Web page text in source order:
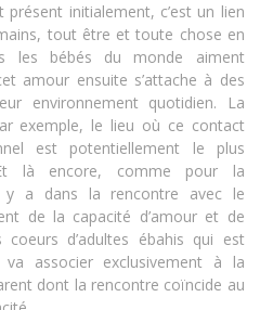
présent initialement, c’est un lien
tout être et toute chose en
les bébés du monde aiment
amour ensuite s’attache à des
environnement quotidien. La
exemple, le lieu où ce contact
est potentiellement le plus
là encore, comme pour la
y a dans la rencontre avec le
de la capacité d’amour et de
d’adultes ébahis qui est
va associer exclusivement à la
dont la rencontre coïncide au